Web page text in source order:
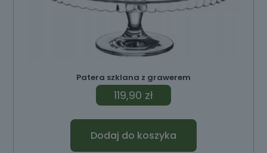
Patera szklana z grawerem
119,90 zł
Dodaj do koszyka